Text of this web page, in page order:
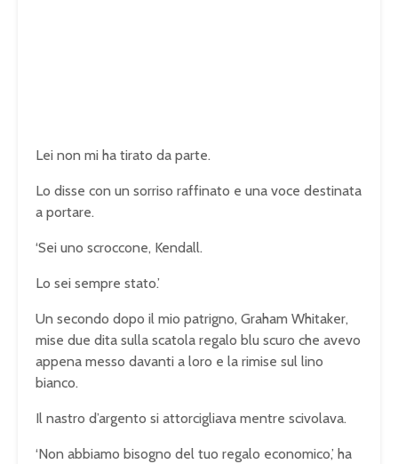
Lei non mi ha tirato da parte.
Lo disse con un sorriso raffinato e una voce destinata
a portare.
‘Sei uno scroccone, Kendall.
Lo sei sempre stato.’
Un secondo dopo il mio patrigno, Graham Whitaker,
mise due dita sulla scatola regalo blu scuro che avevo
appena messo davanti a loro e la rimise sul lino
bianco.
Il nastro d’argento si attorcigliava mentre scivolava.
‘Non abbiamo bisogno del tuo regalo economico,’ ha